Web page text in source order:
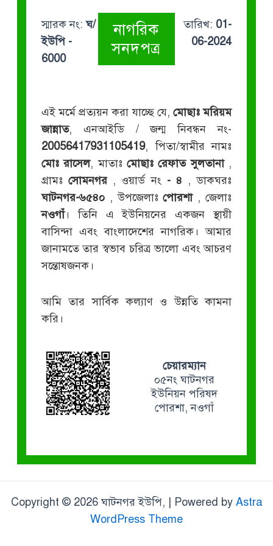
স্মারক নং:ঘ/
ইউপি -
6000
নাগরিক
সনদপত্র
তারিখ: 01-
06-2024
এই মর্মে প্রত্যয়ন করা যাচ্ছে যে,মোছাঃ মরিয়ম
জান্নাত, এনআইডি / জন্ম নিবন্ধন নং-
20056417931105419, পিতা/স্বামীর নামঃ
মোঃ রাসেল, মাতাঃমোছাঃ রেফাত সুলতানা ,
গ্রামঃ সোমনগর , ওয়ার্ড নং - ৪ , ডাকঘরঃ
ঘাটনগর-৬৫৪০ , উপজেলাঃপোরশা , জেলাঃ
নওগাঁ। তিনি এ ইউনিয়নের একজন স্থায়ী
বাসিন্দা এবং বাংলাদেশের নাগরিক। আমার
জানামতে তার স্বভাব চরিত্র ভালো এবং আচরণ
সন্তোষজনক।
আমি তার সার্বিক কল্যাণ ও উন্নতি কামনা
করি।
চেয়ারম্যান
০৫নং ঘাটনগর
ইউনিয়ন পরিষদ
পোরশা, নওগাঁ
Copyright © 2026 ঘাটনগর ইউপি, | Powered by Astra
WordPress Theme